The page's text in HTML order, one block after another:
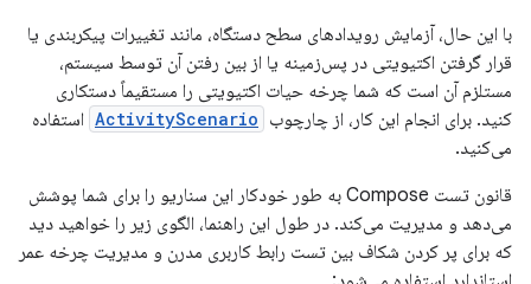
با این حال، آزمایش رویدادهای سطح دستگاه، مانند تغییرات پیکربندی یا
قرار گرفتن اکتیویتی در پس‌زمینه یا از بین رفتن آن توسط سیستم،
مستلزم آن است که شما چرخه حیات اکتیویتی را مستقیماً دستکاری
کنید. برای انجام این کار، از چارچوب ActivityScenario استفاده
می‌کنید.
قانون تست Compose به طور خودکار این سناریو را برای شما پوشش
می‌دهد و مدیریت می‌کند. در طول این راهنما، الگوی زیر را خواهید دید
که برای پر کردن شکاف بین تست رابط کاربری مدرن و مدیریت چرخه عمر